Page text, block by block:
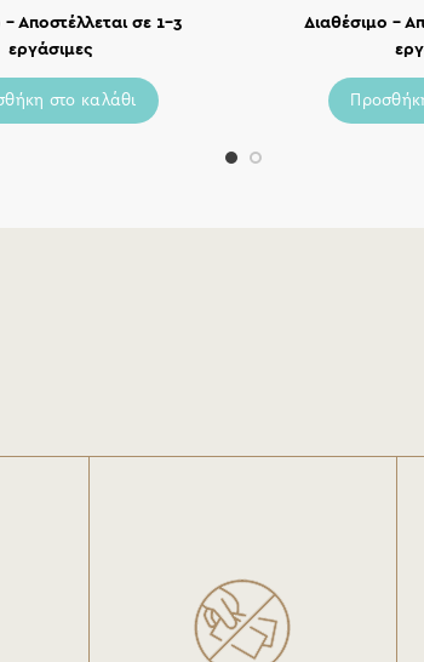
– Αποστέλλεται σε 1-3
εργάσιμες
στο καλάθι
Διαθέσιμο –